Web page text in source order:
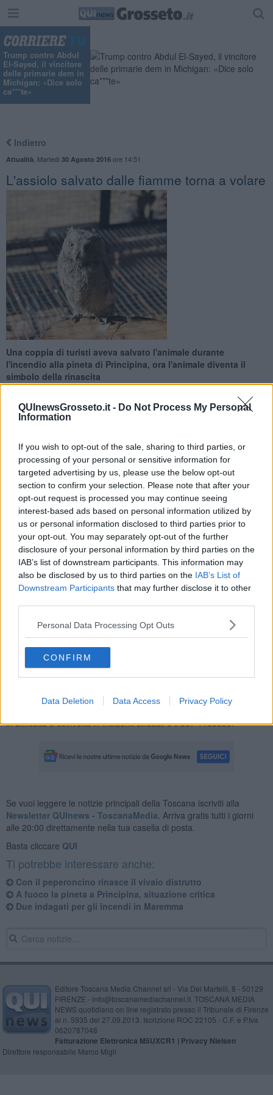
QUInewsGrosseto.it - Do Not Process My Personal
Information
If you wish to opt-out of the sale, sharing to third parties, or
processing of your personal or sensitive information for
targeted advertising by us, please use the below opt-out
section to confirm your selection. Please note that after your
opt-out request is processed you may continue seeing
interest-based ads based on personal information utilized by
us or personal information disclosed to third parties prior to
your opt-out. You may separately opt-out of the further
disclosure of your personal information by third parties on the
IAB’s list of downstream participants. This information may
also be disclosed by us to third parties on the IAB’s List of
Downstream Participants that may further disclose it to other
Personal Data Processing Opt Outs
CONFIRM
Data Deletion Data Access Privacy Policy
Trump contro Abdul
El-Sayed, il vincitore
delle primarie dem in
Michigan: «Dice solo
ca***te»
Indietro
Attualità Martedì 30 Agosto 2016ore 14:51
​L'assiolo salvato dalle fiamme torna a volare
Una coppia di turisti aveva salvato l'animale durante
l'incendio alla pineta di Principina, ora l'animale diventa il
simbolo della rinascita
GROSSETO —Il giovane assiolo che due villeggianti di Principina
avevano raccolto e salvato durante l’incendio che ha distrutto il
vivaio di Principina tornerà libero il primo di settembre alle ore 15
nello stesso luogo dove era stato ritrovato.
La sua libertà sarà un simbolo e un auspicio per larinascita della
pinetadanneggiata dalle fiamme e la ripresa delle attività
commerciali del vivaio.
L'animale, salvato dalle fiamme, è stato affidato alle cure di
Cupi. Ora Washington è pronto per affrontare la lunga migrazione
invernale verso il centro Africa.
Alla liberazione ci sarà anche il sindaco Antonfrancesco Vivarelli
Colonna, i rappresentanti dell'Ufficio territoriale caccia e pesca della
Regione Toscana, i rappresentanti della onlus Sos animali, i
in difficoltà o coinvolta in incidenti stradali è il 337 1189339.
Se vuoi leggere le notizie principali della Toscana iscriviti alla
Newsletter QUInews - ToscanaMedia. Arriva gratis tutti i giorni
alle 20:00 direttamente nella tua casella di posta.
Basta cliccare QUI
Ti potrebbe interessare anche:
Con il peperoncino rinasce il vivaio distrutto
A fuoco la pineta a Principina, situazione critica
Due indagati per gli incendi in Maremma
Editore Toscana Media Channel srl - Via Dei Martelli, 8 - 50129
FIRENZE - info@toscanamediachannel.it. TOSCANA MEDIA
NEWS quotidiano on line registrato presso il Tribunale di Firenze
al n. 5935 del 27.09.2013. Iscrizione ROC 22105 - C.F. e P.Iva
0620787048
Fatturazione Elettronica M5UXCR1 | Privacy Nielsen
Direttore responsabile Marco Migli